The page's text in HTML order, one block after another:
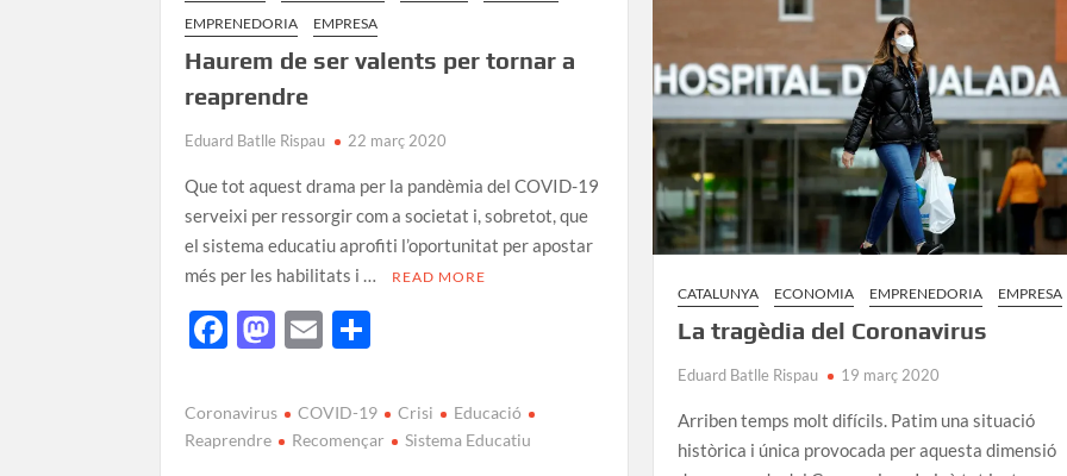
EMPRENEDORIA
EMPRESA
Haurem de ser valents per tornar a
reaprendre
Eduard Batlle Rispau 22 març 2020
Que tot aquest drama per la pandèmia del COVID-19
serveixi per ressorgir com a societat i, sobretot, que
el sistema educatiu aprofiti l’oportunitat per apostar
més per les habilitats i …
READ MORE
F
e
b
M
to
d
E
ail m
p
Coronavirus COVID-19 Crisi
Educació
Reaprendre
Recomençar Sistema Educatiu
CATALUNYA ECONOMIA EMPRENEDORIA EMPRESA
La tragèdia del Coronavirus
Eduard Batlle Rispau 19 març 2020
Arriben temps molt difícils. Patim una situació
històrica i única provocada per aquesta dimensió